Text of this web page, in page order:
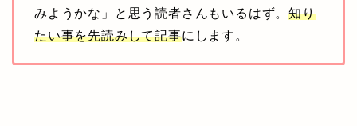
みようかな」と思う読者さんもいるはず。知り
たい事を先読みして記事にします。